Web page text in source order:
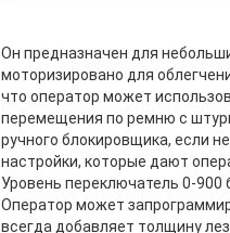
Он предназначен для
моторизировано для
что оператор может
перемещения по ремню с
ручного блокировщика, если
настройки, которые дают
Уровень переключатель 0-
Оператор может
всегда добавляет толщину